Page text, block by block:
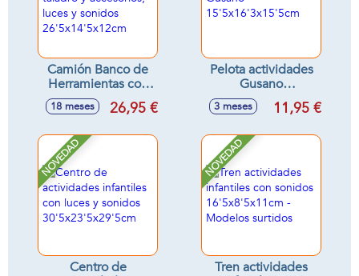
Camión Banco de
Herramientas con
taladro y
accesorios, luces y
26'5x14'5x12cm
18 meses 26,95 €
Pelota actividades
Gusano
15'5x16'3x15'5cm
3 meses 11,95 €
NOVEDAD
Centro de
NOVEDAD
Tren actividades